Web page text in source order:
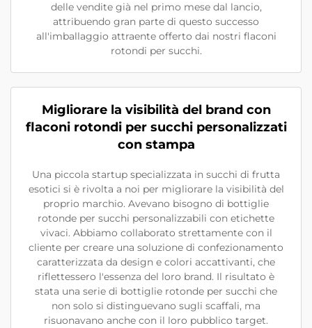
delle vendite già nel primo mese dal lancio,
attribuendo gran parte di questo successo
all'imballaggio attraente offerto dai nostri flaconi
rotondi per succhi.
Migliorare la visibilità del brand con
flaconi rotondi per succhi personalizzati
con stampa
Una piccola startup specializzata in succhi di frutta
esotici si è rivolta a noi per migliorare la visibilità del
proprio marchio. Avevano bisogno di bottiglie
rotonde per succhi personalizzabili con etichette
vivaci. Abbiamo collaborato strettamente con il
cliente per creare una soluzione di confezionamento
caratterizzata da design e colori accattivanti, che
riflettessero l'essenza del loro brand. Il risultato è
stata una serie di bottiglie rotonde per succhi che
non solo si distinguevano sugli scaffali, ma
risuonavano anche con il loro pubblico target.